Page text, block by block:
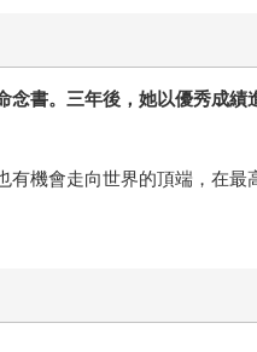
書。三年後，她以優秀成
機會走向世界的頂端，在